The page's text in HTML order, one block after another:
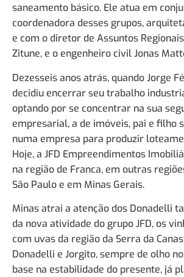
saneamento básico. Ele atua em
coordenadora desses grupos,
e com o diretor de Assuntos
Zitune, e o engenheiro civil Jonas
Dezesseis anos atrás, quando Jorge
decidiu encerrar seu trabalho
optando por se concentrar na sua
empresarial, a de imóveis, pai e filho
numa empresa para produzir
Hoje, a JFD Empreendimentos
na região de Franca, em outras
São Paulo e em Minas Gerais.
Minas atrai a atenção dos Donadelli
da nova atividade do grupo JFD, os
com uvas da região da Serra da
Donadelli e Jorgito, sempre de olho
base na estabilidade do presente, já